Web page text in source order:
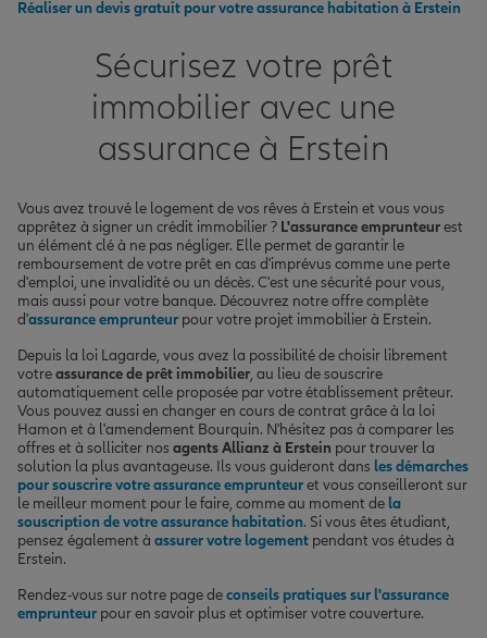
Réaliser un devis gratuit pour votre assurance habitation à Erstein
Sécurisez votre prêt
immobilier avec une
assurance à Erstein
Vous avez trouvé le logement de vos rêves à Erstein et vous vous
apprêtez à signer un crédit immobilier ? L'assurance emprunteurest
un élément clé à ne pas négliger. Elle permet de garantir le
remboursement de votre prêt en cas d'imprévus comme une perte
d'emploi, une invalidité ou un décès. C'est une sécurité pour vous,
mais aussi pour votre banque. Découvrez notre offre complète
d'assurance emprunteur pour votre projet immobilier à Erstein.
Depuis la loi Lagarde, vous avez la possibilité de choisir librement
votreassurance de prêt immobilier, au lieu de souscrire
automatiquement celle proposée par votre établissement prêteur.
Vous pouvez aussi en changer en cours de contrat grâce à la loi
Hamon et à l'amendement Bourquin. N'hésitez pas à comparer les
offres et à solliciter nos agents Allianz à Erstein pour trouver la
solution la plus avantageuse. Ils vous guideront dans les démarches
pour souscrire votre assurance emprunteuret vous conseilleront sur
le meilleur moment pour le faire, comme au moment de la
souscription de votre assurance habitation. Si vous êtes étudiant,
pensez également à assurer votre logement pendant vos études à
Erstein.
Rendez-vous sur notre page deconseils pratiques sur l'assurance
emprunteur pour en savoir plus et optimiser votre couverture.